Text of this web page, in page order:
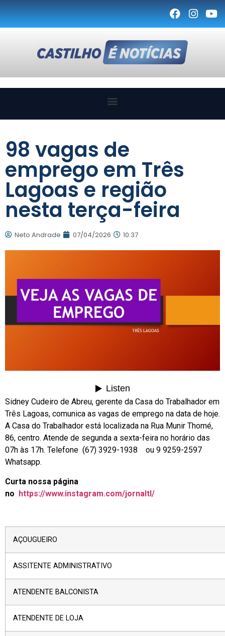
98 vagas de
emprego em Três
Lagoas e região
nesta terça-feira
Neto Andrade 07/04/2026 10:37
Sidney Cudeiro de Abreu, gerente da Casa do Trabalhador em
Três Lagoas, comunica as vagas de emprego na data de hoje.
A Casa do Trabalhador está localizada na Rua Munir Thomé,
86, centro. Atende de segunda a sexta-feira no horário das
07h às 17h. Telefone (67) 3929-1938 ou 9 9259-2597
Whatsapp.
Curta nossa página
no https://www.instagram.com/jornaltl/
AÇOUGUEIRO
ASSITENTE ADMINISTRATIVO
ATENDENTE BALCONISTA
ATENDENTE DE LOJA